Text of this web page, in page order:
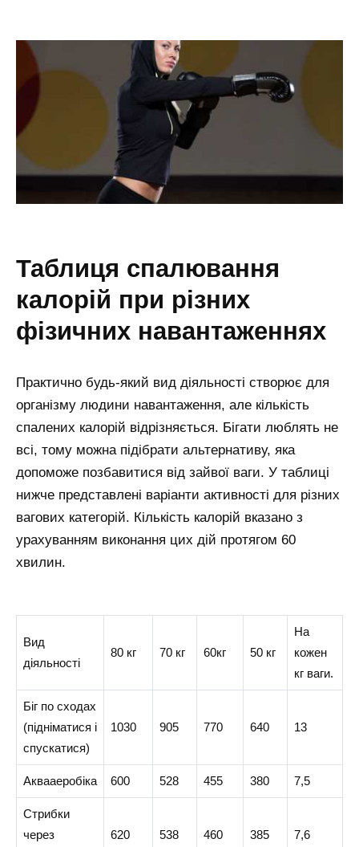
таблиця спалювання
калорій при різних
фізичних навантаженнях
Практично будь-який вид діяльності створює для
організму людини навантаження, але кількість
спалених калорій відрізняється. Бігати люблять не
всі, тому можна підібрати альтернативу, яка
допоможе позбавитися від зайвої ваги. У таблиці
нижче представлені варіанти активності для різних
вагових категорій. Кількість калорій вказано з
урахуванням виконання цих дій протягом 60
хвилин.
Вид
діяльності
80 кг 70 кг 60кг 50 кг
На
кожен
кг ваги.
Біг по сходах
(підніматися і
спускатися)
1030 905 770 640 13
Аквааеробіка 600 528 455 380 7,5
Стрибки
через
620 538 460 385 7,6